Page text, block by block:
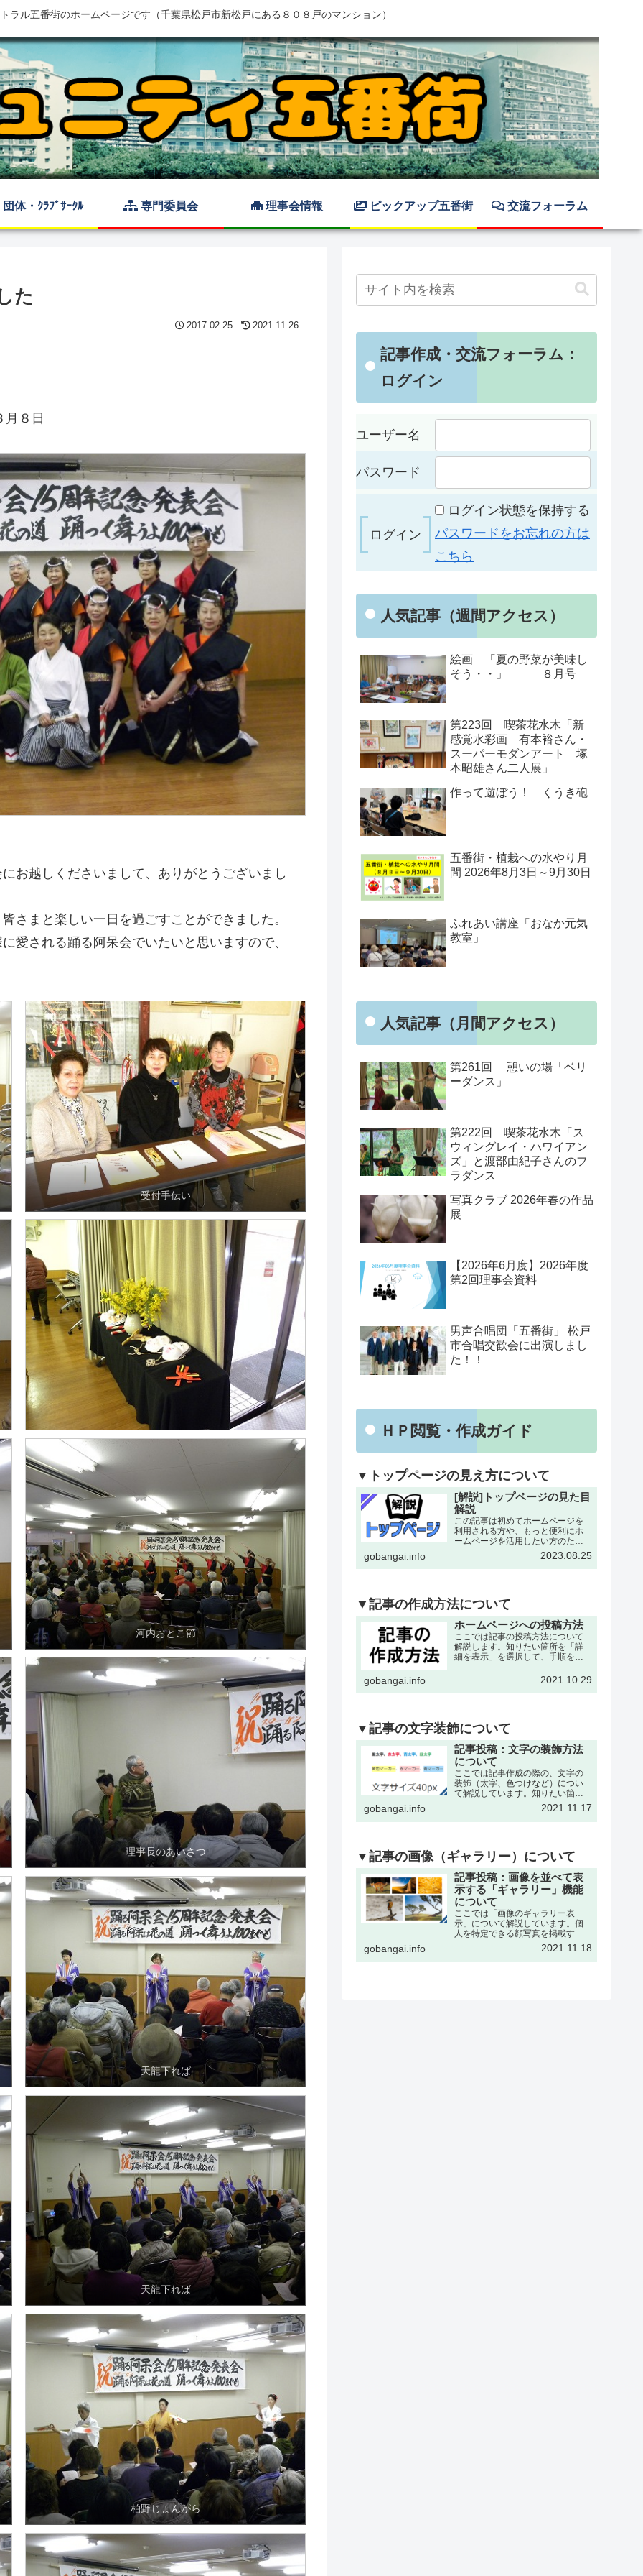
ラル五番街のホームページです（千葉県松戸市新松戸にある８０８戸のマンション）
団体・ｸﾗﾌﾞｻｰｸﾙ 専門委員会 理事会情報 ピックアップ五番街 交流フォーラム
た
2017.02.25 2021.11.26
月８日
お越しくださいまして、ありがとうございまし
さまと楽しい一日を過ごすことができました。
愛される踊る阿呆会でいたいと思いますので、
受付手伝い
河内おとこ節
理事長のあいさつ
天龍下れば
天龍下れば
柏野じょんがら
記事作成・交流フォーラム：
ログイン
ユーザー名
パスワード
ログイン状態を保持する
パスワードをお忘れの方は
こちら
人気記事（週間アクセス）
絵画 「夏の野菜が美味し
そう・・」 ８月号
第223回 喫茶花水木「新
感覚水彩画 有本裕さん・
スーパーモダンアート 塚
本昭雄さん二人展」
作って遊ぼう！ くうき砲
五番街・植栽への水やり月
間 2026年8月3日～9月30日
ふれあい講座「おなか元気
教室」
人気記事（月間アクセス）
第261回 憩いの場「ベリ
ーダンス」
第222回 喫茶花水木「ス
ウィングレイ・ハワイアン
ズ」と渡部由紀子さんのフ
ラダンス
写真クラブ 2026年春の作品
展
【2026年6月度】2026年度
第2回理事会資料
男声合唱団「五番街」 松戸
市合唱交歓会に出演しまし
た！！
ＨＰ閲覧・作成ガイド
▼トップページの見え方について
[解説]トップページの見た目
解説
この記事は初めてホームページを
利用される方や、もっと便利にホ
ームページを活用したい方のため
にトップページの各所について改
めて解説した記事となります。改
めて確認することで今まで利用し
振…
gobangai.info 2023.08.25
▼記事の作成方法について
ホームページへの投稿方法
ここでは記事の投稿方法について
解説します。知りたい箇所を「詳
細を表示」を選択して、手順を確
各々の委員会・団体・クラブサー
gobangai.info 2021.10.29
▼記事の文字装飾について
記事投稿：文字の装飾方法
について
ここでは記事作成の際の、文字の
装飾（太字、色つけなど）につい
て解説しています。知りたい箇所
を「詳細を表示」を選択して、手
順を確認して下さい。※記事の作
成・編集などの基本操作は下記の
い…
gobangai.info 2021.11.17
▼記事の画像（ギャラリー）について
記事投稿：画像を並べて表
示する「ギャラリー」機能
について
ここでは「画像のギャラリー表
示」について解説しています。個
人を特定できる顔写真を掲載する
場合、被撮影者ご本人の了解をい
ただくか、または顔をぼかすなど
個人が特定できない加工を行うこ
gobangai.info 2021.11.18